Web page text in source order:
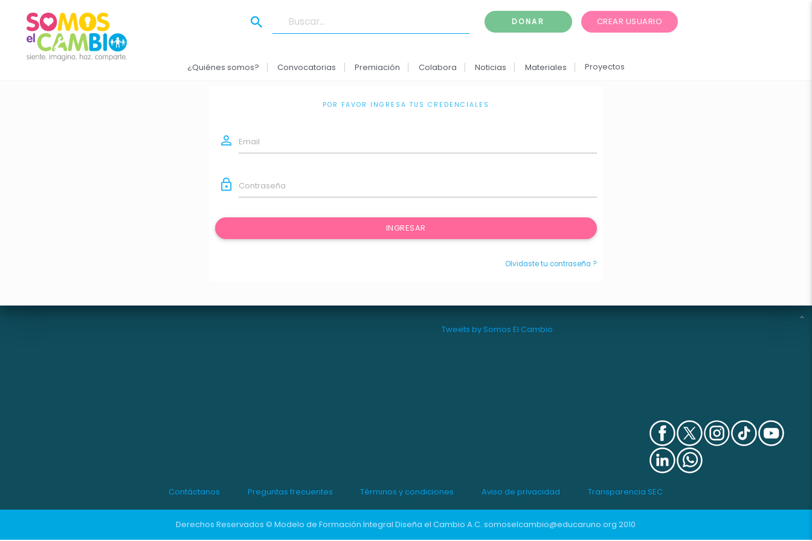
DONAR CREAR USUARIO
¿Quiénes somos? Convocatorias Premiación Colabora Noticias Materiales Proyectos
POR FAVOR INGRESA TUS CREDENCIALES
Email
Contraseña
INGRESAR
Olvidaste tu contraseña ?
Tweets by Somos El Cambio
Contáctanos Preguntas frecuentes Términos y condiciones Aviso de privacidad Transparencia SEC
Derechos Reservados © Modelo de Formación Integral Diseña el Cambio A.C.somoselcambio@educaruno.org 2010